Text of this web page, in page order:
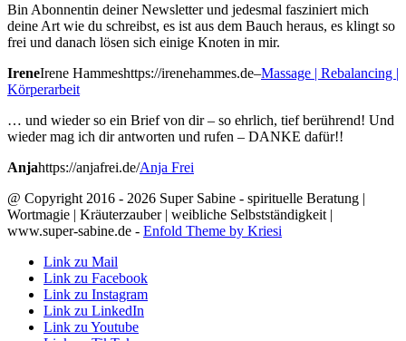
Bin Abonnentin deiner Newsletter und jedesmal fasziniert mich
deine Art wie du schreibst, es ist aus dem Bauch heraus, es klingt so
frei und danach lösen sich einige Knoten in mir.
IreneIrene Hammeshttps://irenehammes.de–Massage | Rebalancing |
Körperarbeit
… und wieder so ein Brief von dir – so ehrlich, tief berührend! Und
wieder mag ich dir antworten und rufen – DANKE dafür!!
Anjahttps://anjafrei.de/Anja Frei
@ Copyright 2016 - 2026 Super Sabine - spirituelle Beratung |
Wortmagie | Kräuterzauber | weibliche Selbstständigkeit |
www.super-sabine.de - Enfold Theme by Kriesi
Link zu Mail
Link zu Facebook
Link zu Instagram
Link zu LinkedIn
Link zu Youtube